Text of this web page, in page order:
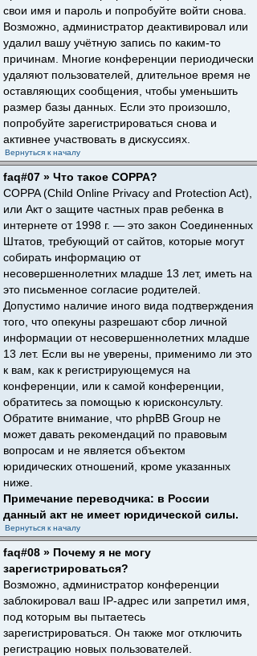
свои имя и пароль и попробуйте войти снова.
Возможно, администратор деактивировал или
удалил вашу учётную запись по каким-то
причинам. Многие конференции периодически
удаляют пользователей, длительное время не
оставляющих сообщения, чтобы уменьшить
размер базы данных. Если это произошло,
попробуйте зарегистрироваться снова и
активнее участвовать в дискуссиях.
Вернуться к началу
faq#07 » Что такое COPPA?
COPPA (Child Online Privacy and Protection Act),
или Акт о защите частных прав ребенка в
интернете от 1998 г. — это закон Соединенных
Штатов, требующий от сайтов, которые могут
собирать информацию от
несовершеннолетних младше 13 лет, иметь на
это письменное согласие родителей.
Допустимо наличие иного вида подтверждения
того, что опекуны разрешают сбор личной
информации от несовершеннолетних младше
13 лет. Если вы не уверены, применимо ли это
к вам, как к регистрирующемуся на
конференции, или к самой конференции,
обратитесь за помощью к юрисконсульту.
Обратите внимание, что phpBB Group не
может давать рекомендаций по правовым
вопросам и не является объектом
юридических отношений, кроме указанных
ниже.
Примечание переводчика: в России
данный акт не имеет юридической силы.
Вернуться к началу
faq#08 » Почему я не могу
зарегистрироваться?
Возможно, администратор конференции
заблокировал ваш IP-адрес или запретил имя,
под которым вы пытаетесь
зарегистрироваться. Он также мог отключить
регистрацию новых пользователей.